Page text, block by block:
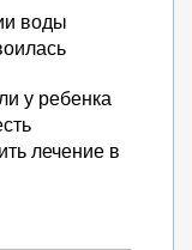
воды
у ребенка
лечение в